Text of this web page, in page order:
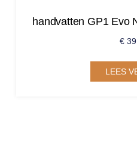
handvatten GP1 Evo
€
LEES